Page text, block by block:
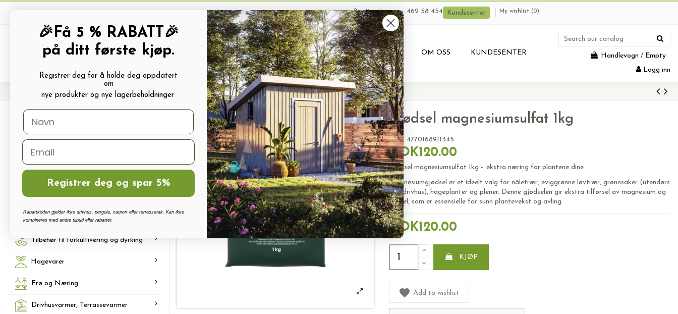
Kundeservice: 462 58 454 Kundesenter My wishlist (0)
PRODUKTKATALOG ALLE TILBUDSVARER BRUKTE VARER PRODUKTUTLEIE OM OSS KUNDESENTER Handlevogn / Empty
Logg inn
Næring Og Gjødsel Gjødsel Gjødsel magnesiumsulfat 1kg
Gjødsel magnesiumsulfat 1kg
SKU: 4770168911345
NOK120.00
Gjødsel magnesiumsulfat 1kg – ekstra næring for plantene dine
Magnesiumgjødsel er et ideelt valg for nåletrær, eviggrønne løvtrær, grønnsaker (utendørs
og i drivhus), hageplanter og plener. Denne gjødselen gir ekstra tilførsel av magnesium og
svovel, som er essensielle for sunn plantevekst og avling.
NOK120.00
KJØP
Add to wishlist
Drivhus
Polykarbonat, Glass Og Tilbehør
Terrassetak, Pergola, Hagestuer,
Carport
Drivhus vanningssett
Tilbehør til forkultivering og dyrking
Hagevarer
Frø og Næring
Drivhusvarmer, Terrassevarmer
🎉Få 5 % RABATT🎉
på ditt første kjøp.
Registrer deg for å holde deg oppdatert
om
nye produkter og nye lagerbeholdninger
Registrer deg og spar 5%
Rabattkoden gjelder ikke drivhus, pergola, carport eller terrassetak. Kan ikke
kombineres med andre tilbud eller rabatter.